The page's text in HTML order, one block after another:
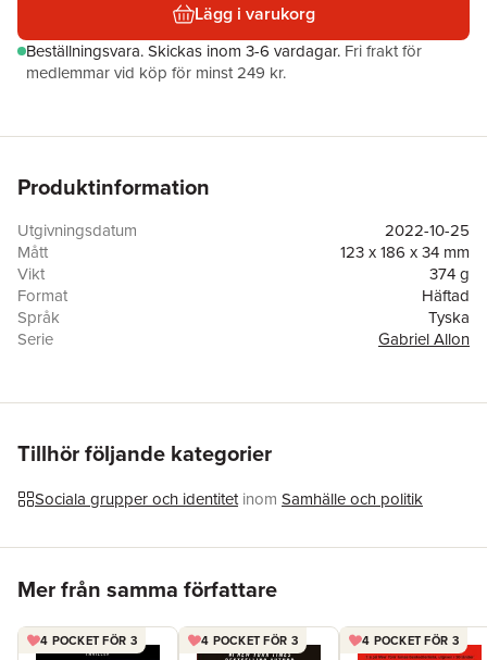
Lägg i varukorg
Beställningsvara.Skickas inom 3-6 vardagar. Fri frakt för
medlemmar vid köp för minst 249 kr.
Produktinformation
Utgivningsdatum
2022-10-25
Mått
123 x 186 x 34 mm
Vikt
374 g
Format
Häftad
Språk
Tyska
Serie
Gabriel Allon
ISBN
9783365001073
Översättare
Tillhör följande kategorier
Sociala grupper och identitet inom Samhälle och politik
Mer från samma författare
4 POCKET FÖR 3 4 POCKET FÖR 3 4 POCKET FÖR 3